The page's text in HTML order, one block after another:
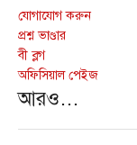
যোগাযোগ করুন
প্রশ্ন ভাণ্ডার
বী ব্লগ
অফিসিয়াল পেইজ
আরও…